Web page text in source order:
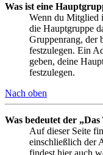
Was ist eine
Wenn du Mitglied
die Hauptgruppe
Gruppenrang, der
festzulegen. Ein
geben, deine
festzulegen.
Nach oben
Was bedeutet der
Auf dieser Seite
einschließlich der
findest hier auch